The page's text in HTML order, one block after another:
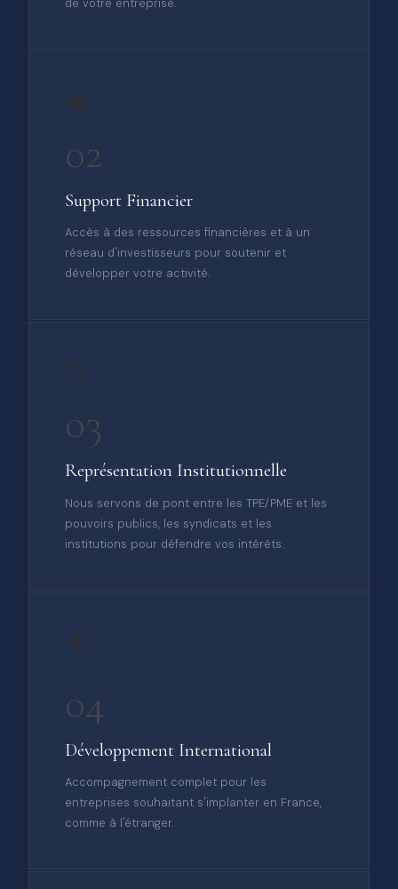
de votre entreprise.
02
Support Financier
Accès à des ressources financières et à un
réseau d'investisseurs pour soutenir et
développer votre activité.
03
Représentation Institutionnelle
Nous servons de pont entre les TPE/PME et les
pouvoirs publics, les syndicats et les
institutions pour défendre vos intérêts.
04
Développement International
Accompagnement complet pour les
entreprises souhaitant s'implanter en France,
comme à l'étranger.